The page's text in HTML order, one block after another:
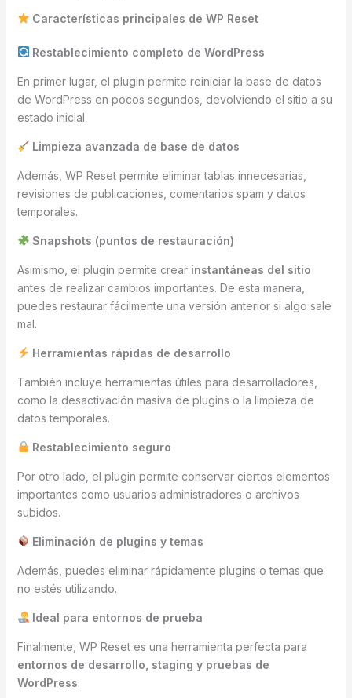
Características principales de WP Reset
Restablecimiento completo de WordPress
En primer lugar, el plugin permite reiniciar la base de datos
de WordPress en pocos segundos, devolviendo el sitio a su
estado inicial.
Limpieza avanzada de base de datos
Además, WP Reset permite eliminar tablas innecesarias,
revisiones de publicaciones, comentarios spam y datos
temporales.
Snapshots (puntos de restauración)
Asimismo, el plugin permite crear instantáneas del sitio
antes de realizar cambios importantes. De esta manera,
puedes restaurar fácilmente una versión anterior si algo sale
mal.
Herramientas rápidas de desarrollo
También incluye herramientas útiles para desarrolladores,
como la desactivación masiva de plugins o la limpieza de
datos temporales.
Restablecimiento seguro
Por otro lado, el plugin permite conservar ciertos elementos
importantes como usuarios administradores o archivos
subidos.
Eliminación de plugins y temas
Además, puedes eliminar rápidamente plugins o temas que
no estés utilizando.
Ideal para entornos de prueba
Finalmente, WP Reset es una herramienta perfecta para
entornos de desarrollo, staging y pruebas de
WordPress.